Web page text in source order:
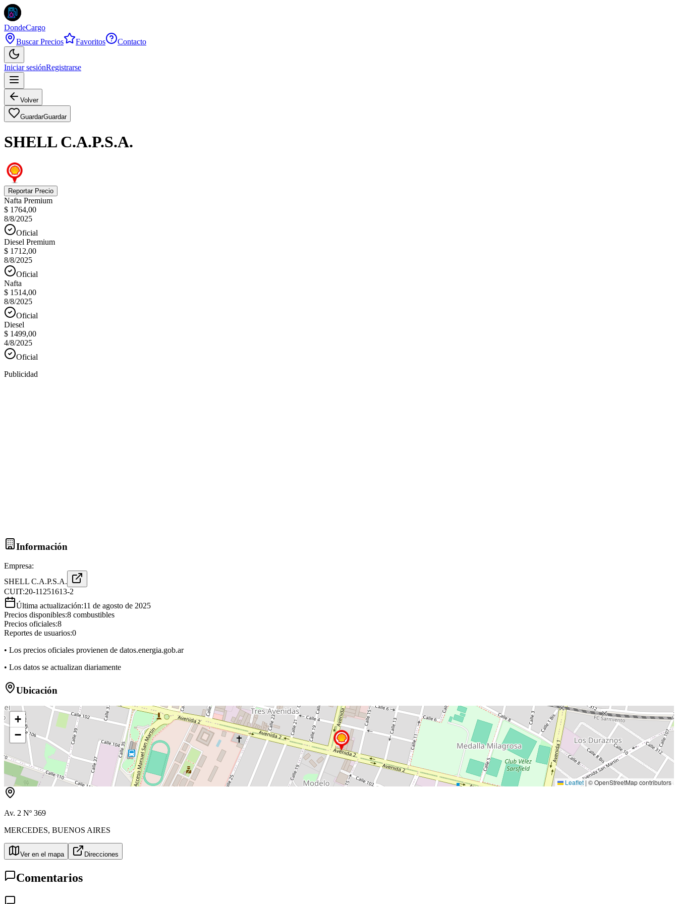
DondeCargo
Buscar Precios
Favoritos Contacto
Iniciar sesiónRegistrarse
Volver
GuardarGuardar
SHELL C.A.P.S.A.
Reportar Precio
Nafta Premium
$ 1764,00
8/8/2025
Oficial
Diesel Premium
$ 1712,00
8/8/2025
Oficial
Nafta
$ 1514,00
8/8/2025
Oficial
Diesel
$ 1499,00
4/8/2025
Oficial
Publicidad
Información
Empresa:
SHELL C.A.P.S.A.
CUIT:20-11251613-2
Última actualización:11 de agosto de 2025
Precios disponibles:8 combustibles
Precios oficiales:8
Reportes de usuarios:0
• Los precios oficiales provienen de datos.energia.gob.ar
• Los datos se actualizan diariamente
Ubicación
+
−
Leaflet | © OpenStreetMap contributors
Av. 2 Nº 369
MERCEDES, BUENOS AIRES
Ver en el mapa Direcciones
Comentarios